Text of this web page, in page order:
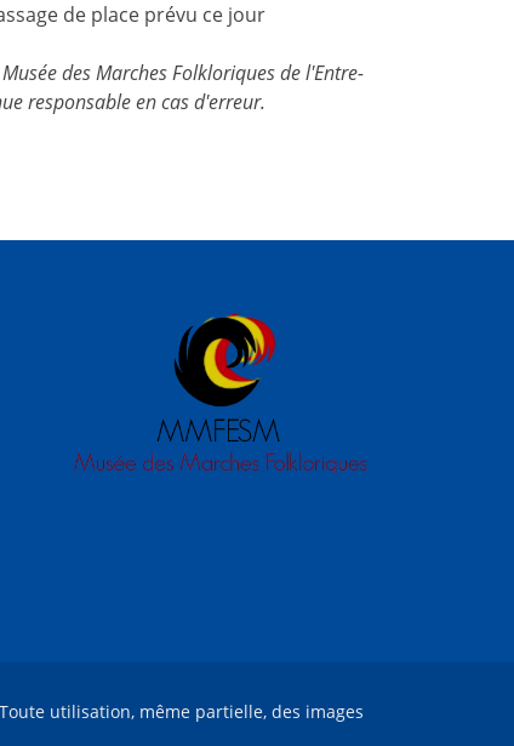
de place prévu ce jour
des Marches Folkloriques de l'Entre-
responsable en cas d'erreur.
utilisation, même partielle, des images